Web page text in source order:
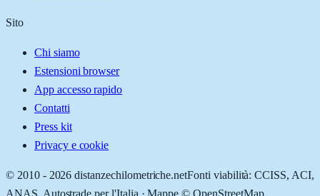
Sito
Chi siamo
Estensioni browser
App accesso rapido
Contatti
Press kit
Privacy e cookie
© 2010 - 2026 distanzechilometriche.netFonti viabilità: CCISS, ACI,